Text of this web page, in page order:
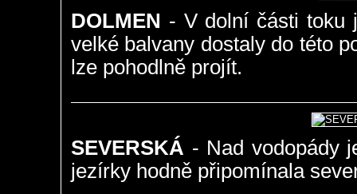
DOLMEN - V dolní části toku
velké balvany dostaly do této
lze pohodlně projít.
SEVERSKÁ - Nad vodopády
jezírky hodně připomínala